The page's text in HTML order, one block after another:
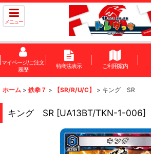
メニュー
マイページ/ご注文
履歴
特商法表示 ご利用案内
ホーム > 鉄拳７ > 【SR/R/U/C】 > キング SR
キング SR [UA13BT/TKN-1-006]